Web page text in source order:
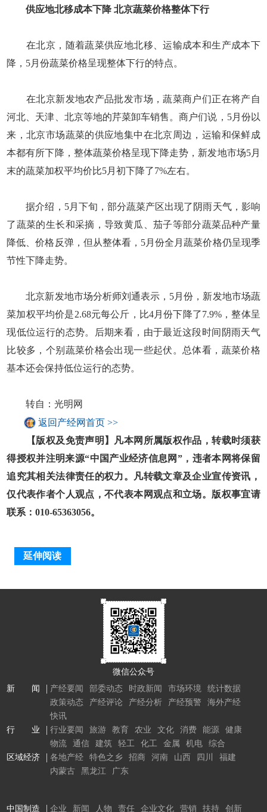
供应地北移成本下降 北京蔬菜价格整体下行
在北京，随着蔬菜供应地北移、运输成本和生产成本下
降，5月份蔬菜价格呈现整体下行的特点。
在北京新发地农产品批发市场，蔬菜商户们正在将产自
河北、天津、北京等地的芹菜卸车销售。商户们说，5月份以
来，北京市场蔬菜的供应地集中在北京周边，运输和保鲜成
本都有所下降，整体蔬菜价格呈现下降走势，新发地市场5月
末的蔬菜加权平均价比5月初下降了7%左右。
据介绍，5月下旬，部分蔬菜产区出现了阴雨天气，影响
了蔬菜的生长和采摘，导致黄瓜、茄子等部分蔬菜品种产量
降低、价格反弹，但从整体看，5月份全月蔬菜价格仍呈现季
节性下降走势。
北京新发地市场分析师刘通表示，5月份，新发地市场蔬
菜加权平均价是2.68元每公斤，比4月份下降了7.9%，整体呈
现低位运行的态势。后期来看，由于最近这段时间阴雨天气
比较多，个别蔬菜价格会出现一些起伏。总体看，蔬菜价格
基本还会保持低位运行的态势。
转自：光明网
返回产经网首页 >>
【版权及免责声明】凡本网所属版权作品，转载时须获
得授权并注明来源“中国产业经济信息网”，违者本网将保留
追究其相关法律责任的权力。凡转载文章及企业宣传资讯，
仅代表作者个人观点，不代表本网观点和立场。版权事宜请
联系：010-65363056。
延伸阅读
微信公众号
新 闻
产经要闻 部委动态 时政新闻 市场环境
统计数据
政策动态
产经评论 产经分析 产经预警
海外产经
快讯
行 业
行业要闻 旅游 教育 农业 文化 消费 能源
健康
物流
通信 建筑 轻工 化工 金属 机电
综合
区域经济
各地产经 特色之乡 招商 河南 山西 四川
福建
内蒙古
黑龙江 广东
中国制造 企业 新闻 人物 责任 企业文化 营销 扶持 创新